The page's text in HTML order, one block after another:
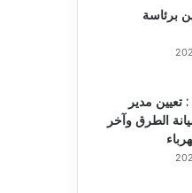
برئاسة
تعيين مدير
الطرق وآخر